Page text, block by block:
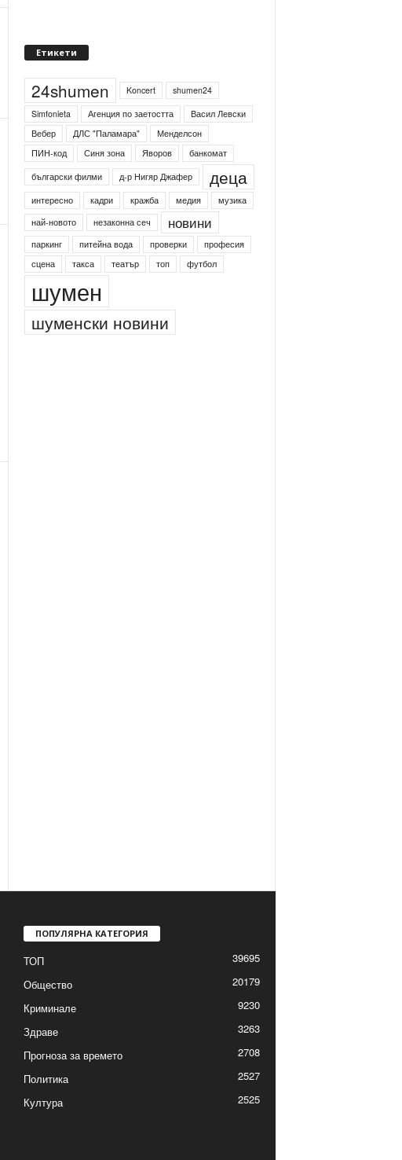
Етикети
24shumen Koncert
shumen24
Simfonieta
Агенция по заетостта
Васил Левски
Вебер
ДЛС "Паламара"
Менделсон
ПИН-код
Синя зона Яворов
банкомат
български филми
д-р Нигяр Джафер деца
интересно кадри кражба медия
музика
най-новото
незаконна сеч новини
паркинг питейна вода проверки
професия
сцена
такса театър топ футбол
шумен
шуменски новини
ПОПУЛЯРНА КАТЕГОРИЯ
ТОП
39695
Общество
20179
Криминале
9230
Здраве
3263
Прогноза за времето
2708
Политика
2527
Култура
2525